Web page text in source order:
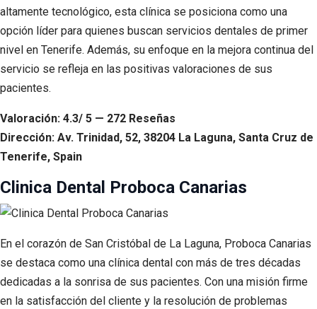
altamente tecnológico, esta clínica se posiciona como una
opción líder para quienes buscan servicios dentales de primer
nivel en Tenerife. Además, su enfoque en la mejora continua del
servicio se refleja en las positivas valoraciones de sus
pacientes.
Valoración: 4.3/ 5 — 272 Reseñas
Dirección: Av. Trinidad, 52, 38204 La Laguna, Santa Cruz de
Tenerife, Spain
Clinica Dental Proboca Canarias
En el corazón de San Cristóbal de La Laguna, Proboca Canarias
se destaca como una clínica dental con más de tres décadas
dedicadas a la sonrisa de sus pacientes. Con una misión firme
en la satisfacción del cliente y la resolución de problemas